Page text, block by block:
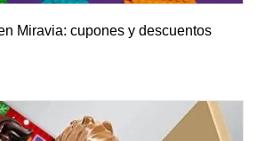
Miravia: cupones y descuentos